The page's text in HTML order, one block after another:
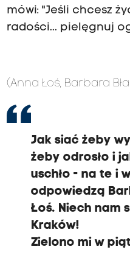
mówi: "Jeśli chcesz
radości... pielęgnuj
(Anna Łoś, Barbara
Jak siać żeby
żeby odrosło i
uschło - na te i
odpowiedzą
Łoś. Niech nam
Kraków!
Zielono mi w